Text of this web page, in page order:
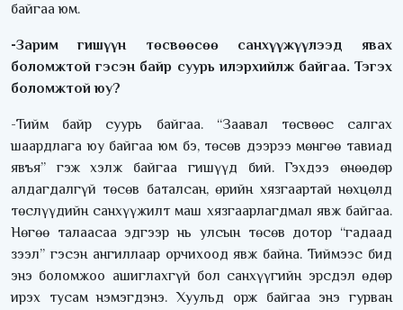
байгаа юм.
-Зарим гишүүн төсвөөсөө санхүүжүүлээд явах
боломжтой гэсэн байр суурь илэрхийлж байгаа. Тэгэх
боломжтой юу?
-Тийм байр суурь байгаа. “Заавал төсвөөс салгах
шаардлага юу байгаа юм бэ, төсөв дээрээ мөнгөө тавиад
явъя” гэж хэлж байгаа гишүүд бий. Гэхдээ өнөөдөр
алдагдалгүй төсөв баталсан, өрийн хязгаартай нөхцөлд
төслүүдийн санхүүжилт маш хязгаарлагдмал явж байгаа.
Нөгөө талаасаа эдгээр нь улсын төсөв дотор “гадаад
зээл” гэсэн ангиллаар орчихоод явж байна. Тиймээс бид
энэ боломжоо ашиглахгүй бол санхүүгийн эрсдэл өдөр
ирэх тусам нэмэгдэнэ. Хуульд орж байгаа энэ гурван